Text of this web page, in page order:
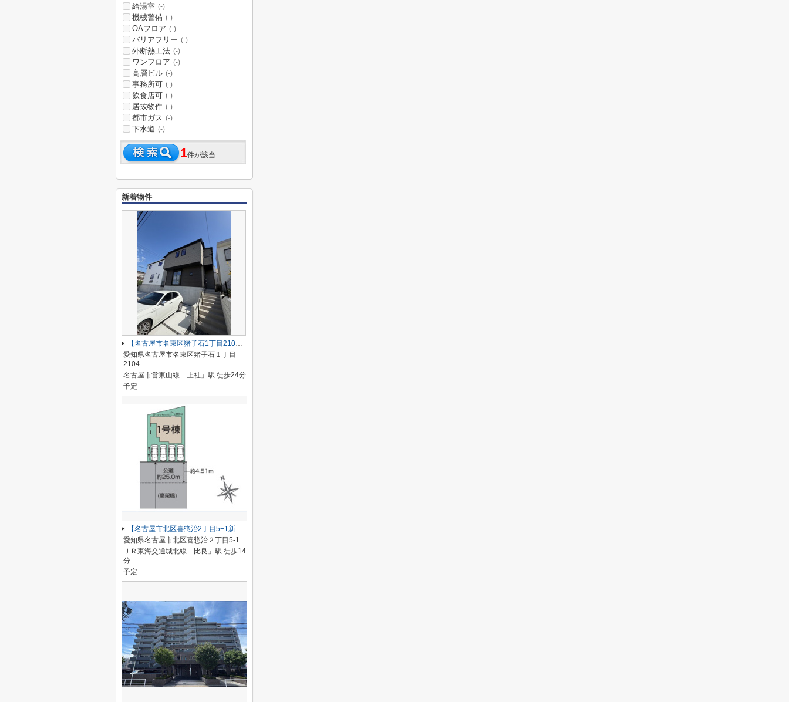
給湯室 (-)
機械警備 (-)
OAフロア (-)
バリアフリー (-)
外断熱工法 (-)
ワンフロア (-)
高層ビル (-)
事務所可 (-)
飲食店可 (-)
居抜物件 (-)
都市ガス (-)
下水道 (-)
1件が該当
新着物件
【名古屋市名東区猪子石1丁目2104新築戸建2号棟】✨️仲介手数料無料✨️猪子石小学校・猪高中学校
愛知県名古屋市名東区猪子石１丁目
2104
名古屋市営東山線「上社」駅 徒歩24分
予定
【名古屋市北区喜惣治2丁目5−1新築戸建】仲介手数料無料！楠西小学校・楠中学校
愛知県名古屋市北区喜惣治２丁目5-1
ＪＲ東海交通城北線「比良」駅 徒歩14
分
予定